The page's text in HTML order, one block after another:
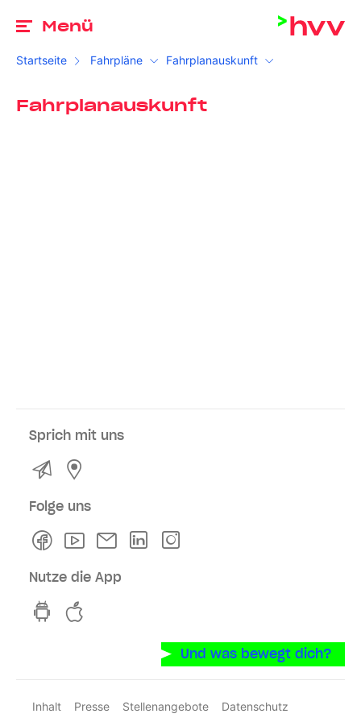
Menü
Startseite Fahrpläne Fahrplanauskunft
Fahrplanauskunft
Sprich mit uns
Kontakt
Folge uns
FacebookYoutubeNewsletterLinkedln
Nutze die App
hvv switch App auf GooglePlay
Und was bewegt dich?
Inhalt Presse Stellenangebote
Datenschutz